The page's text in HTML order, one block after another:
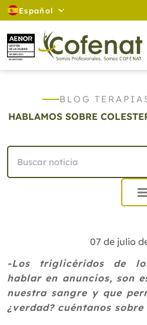
Español
BLOG
HABLAMOS SOBRE
2025
2024
2023
2022
07 de julio
-Los triglicéridos de
hablar en anuncios, son
nuestra sangre y que
¿verdad? cuéntanos